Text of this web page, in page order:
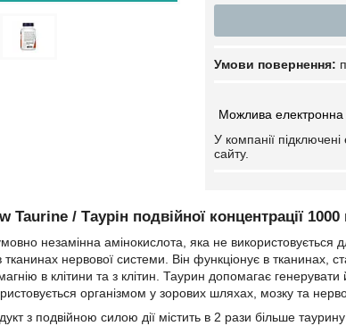
У компанії
сайту.
Taurine / Таурін подвійної концентрації
незамінна амінокислота, яка не використовується
тканинах нервової системи. Він функціонує в тканинах,
в клітини та з клітин. Таурин допомагає
організмом у зорових шляхах, мозку та
з подвійною силою дії містить в 2 рази більше